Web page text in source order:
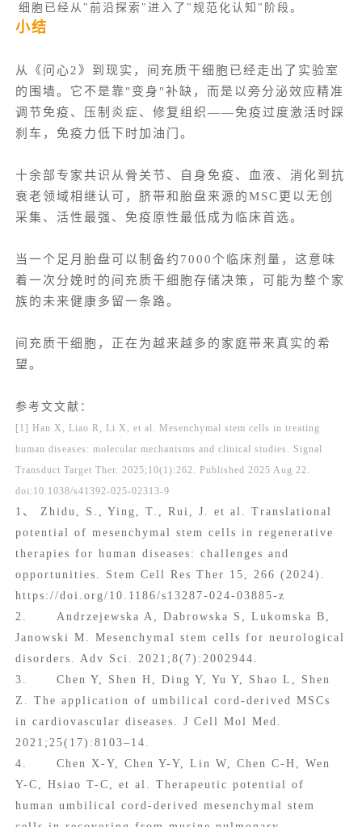
细胞已经从"前沿探索"进入了"规范化认知"阶段。
小结
从《问心2》到现实，间充质干细胞已经走出了实验室
的围墙。它不是靠"变身"补缺，而是以旁分泌效应精准
调节免疫、压制炎症、修复组织——免疫过度激活时踩
刹车，免疫力低下时加油门。
十余部专家共识从骨关节、自身免疫、血液、消化到抗
衰老领域相继认可，脐带和胎盘来源的MSC更以无创
采集、活性最强、免疫原性最低成为临床首选。
当一个足月胎盘可以制备约7000个临床剂量，这意味
着一次分娩时的间充质干细胞存储决策，可能为整个家
族的未来健康多留一条路。
间充质干细胞，正在为越来越多的家庭带来真实的希
望。
参考文文献：
[1] Han X, Liao R, Li X, et al. Mesenchymal stem cells in treating
human diseases: molecular mechanisms and clinical studies. Signal
Transduct Target Ther. 2025;10(1):262. Published 2025 Aug 22.
doi:10.1038/s41392-025-02313-9
1、 Zhidu, S., Ying, T., Rui, J. et al. Translational
potential of mesenchymal stem cells in regenerative
therapies for human diseases: challenges and
opportunities. Stem Cell Res Ther 15, 266 (2024).
https://doi.org/10.1186/s13287-024-03885-z
2. Andrzejewska A, Dabrowska S, Lukomska B,
Janowski M. Mesenchymal stem cells for neurological
disorders. Adv Sci. 2021;8(7):2002944.
3. Chen Y, Shen H, Ding Y, Yu Y, Shao L, Shen
Z. The application of umbilical cord-derived MSCs
in cardiovascular diseases. J Cell Mol Med.
2021;25(17):8103–14.
4. Chen X-Y, Chen Y-Y, Lin W, Chen C-H, Wen
Y-C, Hsiao T-C, et al. Therapeutic potential of
human umbilical cord-derived mesenchymal stem